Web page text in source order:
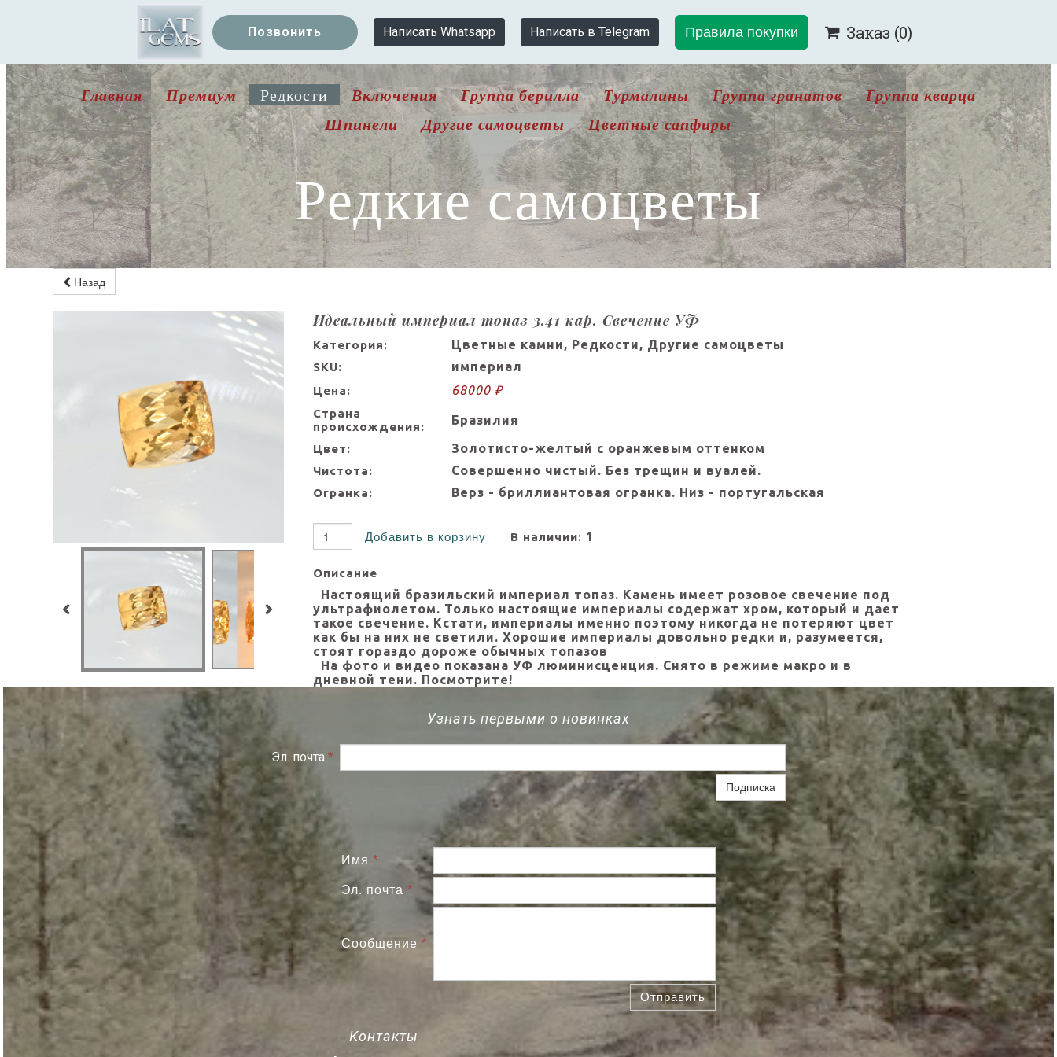
Позвонить Написать Whatsapp Написать в Telegram Правила покупки  Заказ (0)
Главная Премиум Редкости Включения Группа берилла Турмалины Группа гранатов
Группа кварца
Шпинели
Другие самоцветы Цветные сапфиры
Редкие самоцветы
Назад
Идеальный империал топаз 3.41 кар. Свечение УФ
Категория: Цветные камни, Редкости, Другие самоцветы
SKU: империал
Цена: 68000 ₽
Страна
происхождения:
Бразилия
Цвет: Золотисто-желтый с оранжевым оттенком
Чистота: Совершенно чистый. Без трещин и вуалей.
Огранка: Верз - бриллиантовая огранка. Низ - португальская
Добавить в корзину В наличии: 1
Описание
Настоящий бразильский империал топаз. Камень имеет розовое свечение под
ультрафиолетом. Только настоящие империалы содержат хром, который и дает
такое свечение. Кстати, империалы именно поэтому никогда не потеряют цвет
как бы на них не светили. Хорошие империалы довольно редки и, разумеется,
стоят гораздо дороже обычных топазов
На фото и видео показана УФ люминисценция. Снято в режиме макро и в
дневной тени. Посмотрите!
Узнать первыми о новинках
Эл. почта*
Подписка
Имя *
Эл. почта *
Сообщение *
Отправить
Контакты